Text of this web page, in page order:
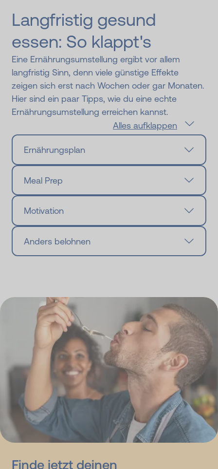
Langfristig gesund
essen: So klappt's
Eine Ernährungsumstellung ergibt vor allem
langfristig Sinn, denn viele günstige Effekte
zeigen sich erst nach Wochen oder gar Monaten.
Hier sind ein paar Tipps, wie du eine echte
Ernährungsumstellung erreichen kannst.
Alles aufklappen
Ernährungsplan
Meal Prep
Motivation
Anders belohnen
Finde jetzt deinen